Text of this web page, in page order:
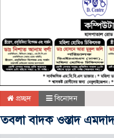
প্রচ্ছদ বিনোদন
তবলা বাদক ওস্তাদ